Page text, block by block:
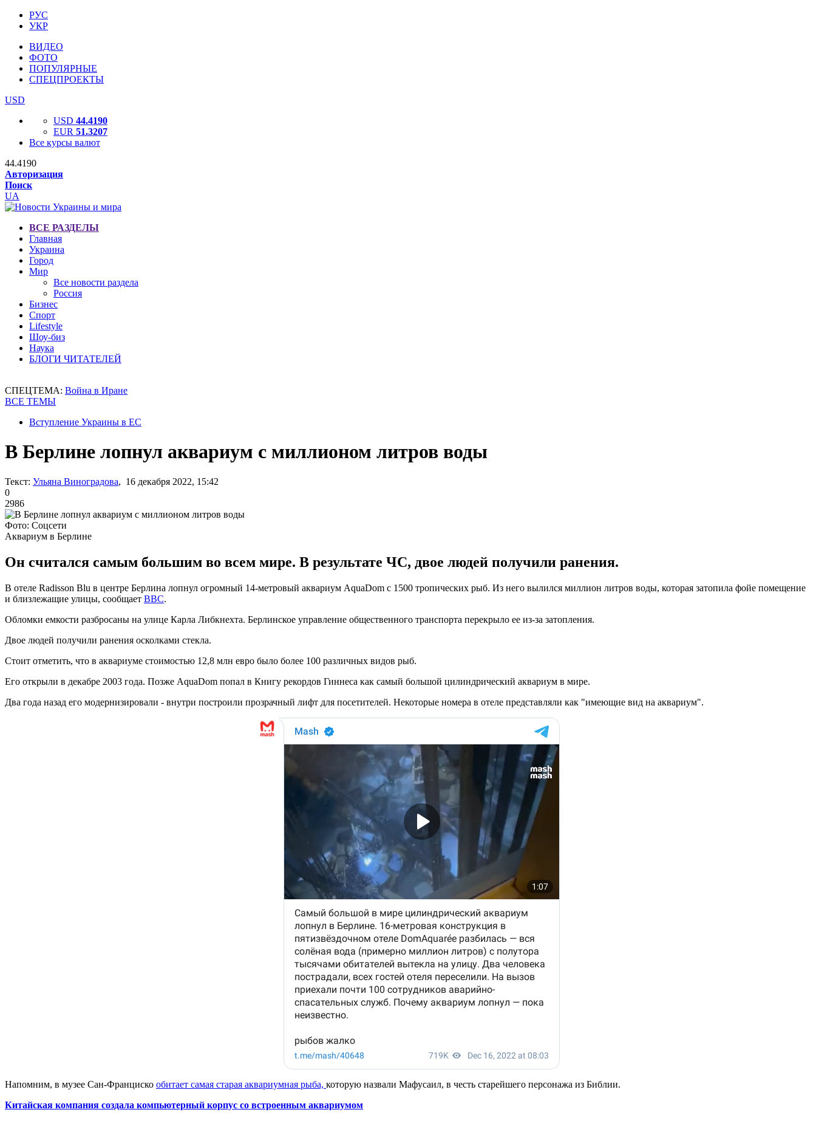
РУС
УКР
ВИДЕО
ФОТО
ПОПУЛЯРНЫЕ
СПЕЦПРОЕКТЫ
USD
USD 44.4190
EUR 51.3207
Все курсы валют
44.4190
Авторизация
Поиск
UA
ВСЕ РАЗДЕЛЫ
Главная
Украина
Город
Мир
Все новости раздела
Россия
Бизнес
Спорт
Lifestyle
Шоу-биз
Наука
БЛОГИ ЧИТАТЕЛЕЙ
СПЕЦТЕМА: Война в Иране
ВСЕ ТЕМЫ
Вступление Украины в ЕС
В Берлине лопнул аквариум с миллионом литров воды
Текст: Ульяна Виноградова, 16 декабря 2022, 15:42
0
2986
Фото: Соцсети
Аквариум в Берлине
Он считался самым большим во всем мире. В результате ЧС, двое людей получили ранения.
В отеле Radisson Blu в центре Берлина лопнул огромный 14-метровый аквариум AquaDom с 1500 тропических рыб. Из него вылился миллион литров воды, которая затопила фойе помещение
и близлежащие улицы, сообщает BBC.
Обломки емкости разбросаны на улице Карла Либкнехта. Берлинское управление общественного транспорта перекрыло ее из-за затопления.
Двое людей получили ранения осколками стекла.
Стоит отметить, что в аквариуме стоимостью 12,8 млн евро было более 100 различных видов рыб.
Его открыли в декабре 2003 года. Позже AquaDom попал в Книгу рекордов Гиннеса как самый большой цилиндрический аквариум в мире.
Два года назад его модернизировали - внутри построили прозрачный лифт для посетителей. Некоторые номера в отеле представляли как "имеющие вид на аквариум".
Напомним, в музее Сан-Франциско обитает самая старая аквариумная рыба, которую назвали Мафусаил, в честь старейшего персонажа из Библии.
Китайская компания создала компьютерный корпус со встроенным аквариумом